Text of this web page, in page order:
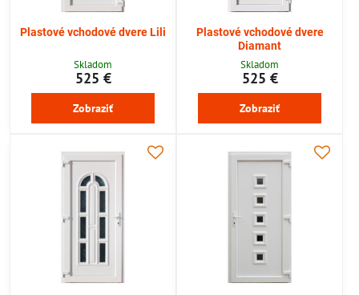
Plastové vchodové dvere Lili
Skladom
525 €
Zobraziť
Plastové vchodové dvere
Diamant
Skladom
525 €
Zobraziť